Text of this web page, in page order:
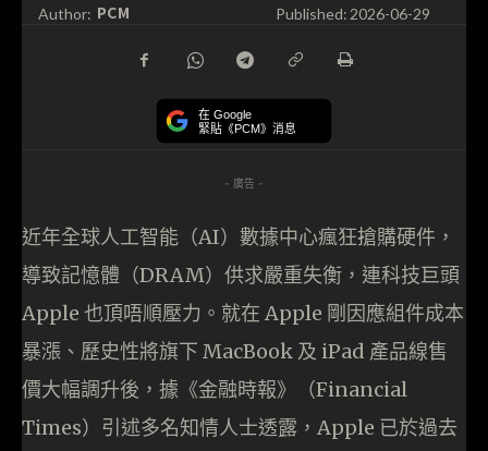
Author: PCM Published: 2026-06-29
在 Google
緊貼《PCM》消息
- 廣告 -
近年全球人工智能（AI）數據中心瘋狂搶購硬件，
導致記憶體（DRAM）供求嚴重失衡，連科技巨頭
Apple 也頂唔順壓力。就在 Apple 剛因應組件成本
暴漲、歷史性將旗下 MacBook 及 iPad 產品線售
價大幅調升後，據《金融時報》（Financial
Times）引述多名知情人士透露，Apple 已於過去